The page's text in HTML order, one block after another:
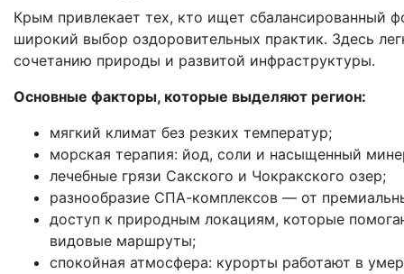
Крым привлекает тех, кто ищет сбалансированный
широкий выбор оздоровительных практик. Здесь
сочетанию природы и развитой инфраструктуры.
Основные факторы, которые выделяют регион:
мягкий климат без резких температур;
морская терапия: йод, соли и насыщенный
лечебные грязи Сакского и Чокракского озер;
разнообразие СПА-комплексов — от
доступ к природным локациям, которые
видовые маршруты;
спокойная атмосфера: курорты работают в